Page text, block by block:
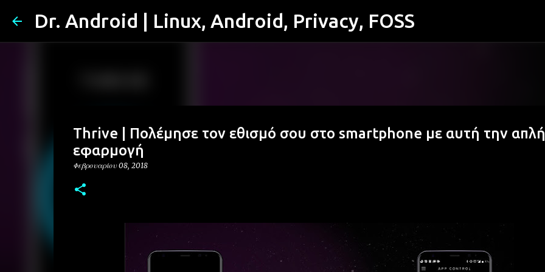
Μετάβαση στο κύριο περιεχόμενο
Dr. Android | Linux, Android, Privacy, FOSS
Thrive | Πολέμησε τον εθισμό σου στο smartphone με αυτή την απλή
εφαρμογή
Φεβρουαρίου 08, 2018